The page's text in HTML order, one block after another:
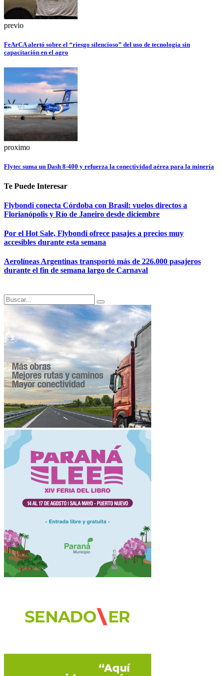
previo
FeArCA alertó sobre el “riesgo silencioso” del uso de tecnología sin
capacitación en el agro
proximo
Flytec suma un Dash 8-400 y refuerza la conectividad aérea para la minería
Te Puede Interesar
Flybondi conecta Córdoba con Brasil: vuelos directos a
Florianópolis y Río de Janeiro desde diciembre
Por el Hot Sale, Flybondi ofrece pasajes a precios muy
accesibles durante esta semana
Aerolíneas Argentinas transportó más de 226.000 pasajeros
durante el fin de semana largo de Carnaval
Search
for:
Search